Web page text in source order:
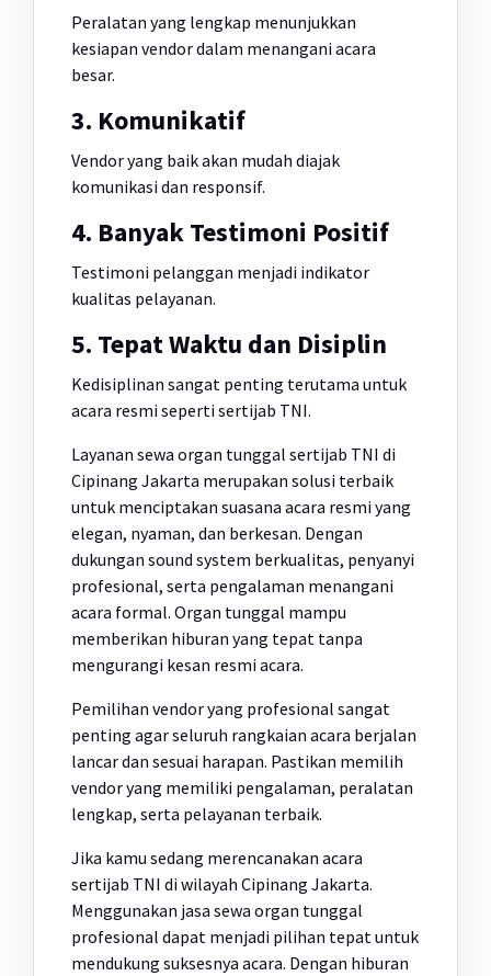
Peralatan yang lengkap menunjukkan
kesiapan vendor dalam menangani acara
besar.
3. Komunikatif
Vendor yang baik akan mudah diajak
komunikasi dan responsif.
4. Banyak Testimoni Positif
Testimoni pelanggan menjadi indikator
kualitas pelayanan.
5. Tepat Waktu dan Disiplin
Kedisiplinan sangat penting terutama untuk
acara resmi seperti sertijab TNI.
Layanan sewa organ tunggal sertijab TNI di
Cipinang Jakarta merupakan solusi terbaik
untuk menciptakan suasana acara resmi yang
elegan, nyaman, dan berkesan. Dengan
dukungan sound system berkualitas, penyanyi
profesional, serta pengalaman menangani
acara formal. Organ tunggal mampu
memberikan hiburan yang tepat tanpa
mengurangi kesan resmi acara.
Pemilihan vendor yang profesional sangat
penting agar seluruh rangkaian acara berjalan
lancar dan sesuai harapan. Pastikan memilih
vendor yang memiliki pengalaman, peralatan
lengkap, serta pelayanan terbaik.
Jika kamu sedang merencanakan acara
sertijab TNI di wilayah Cipinang Jakarta.
Menggunakan jasa sewa organ tunggal
profesional dapat menjadi pilihan tepat untuk
mendukung suksesnya acara. Dengan hiburan